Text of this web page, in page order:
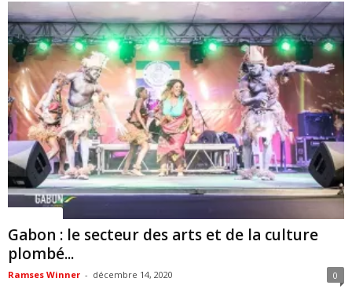
Gabon : le secteur des arts et de la culture
plombé...
Ramses Winner - décembre 14, 2020 0